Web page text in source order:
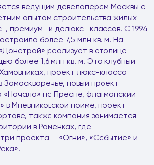
ведущим девелопером Москвы с
опытом строительства жилых
, премиум- и делюкс- классов. С 1994
более 7,5 млн кв. м. На
реализует в столице
более 1,6 млн кв. м. Это клубный
проект люкс-класса
Замоскворечье, новый проект
на Пресне, флагманский
в Мнёвниковской пойме, проект
также компания занимается
в Раменках, где
проекта — «Огни», «Событие» и